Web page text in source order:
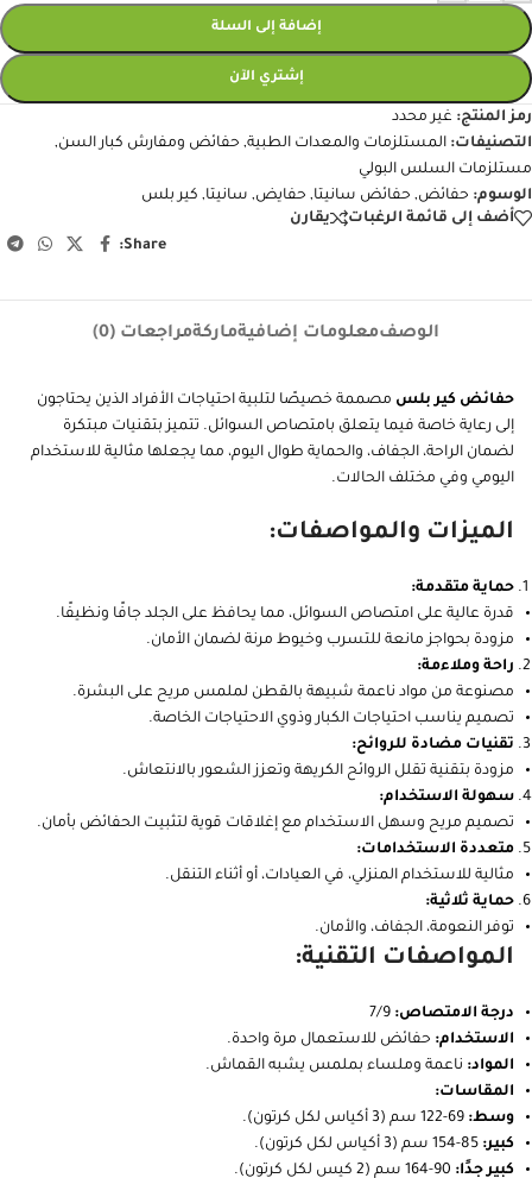
إضافة إلى السلة
إشتري الآن
رمز المنتج: غير محدد
التصنيفات: المستلزمات والمعدات الطبية, حفائض ومفارش كبار السن,
مستلزمات السلس البولي
الوسوم: حفائض, حفائض سانيتا, حفايض, سانيتا, كير بلس
أضف إلى قائمة الرغبات
يقارن
Share:
الوصفمعلومات إضافيةماركةمراجعات (0)
حفائض كير بلس مصممة خصيصًا لتلبية احتياجات الأفراد الذين يحتاجون
إلى رعاية خاصة فيما يتعلق بامتصاص السوائل. تتميز بتقنيات مبتكرة
لضمان الراحة، الجفاف، والحماية طوال اليوم، مما يجعلها مثالية للاستخدام
اليومي وفي مختلف الحالات.
الميزات والمواصفات:
حماية متقدمة:
قدرة عالية على امتصاص السوائل، مما يحافظ على الجلد جافًا ونظيفًا.
مزودة بحواجز مانعة للتسرب وخيوط مرنة لضمان الأمان.
راحة وملاءمة:
مصنوعة من مواد ناعمة شبيهة بالقطن لملمس مريح على البشرة.
تصميم يناسب احتياجات الكبار وذوي الاحتياجات الخاصة.
تقنيات مضادة للروائح:
مزودة بتقنية تقلل الروائح الكريهة وتعزز الشعور بالانتعاش.
سهولة الاستخدام:
تصميم مريح وسهل الاستخدام مع إغلاقات قوية لتثبيت الحفائض بأمان.
متعددة الاستخدامات:
مثالية للاستخدام المنزلي، في العيادات، أو أثناء التنقل.
حماية ثلاثية:
توفر النعومة، الجفاف، والأمان.
المواصفات التقنية:
درجة الامتصاص:
الاستخدام: حفائض للاستعمال مرة واحدة.
المواد: ناعمة وملساء بملمس يشبه القماش.
المقاسات:
وسط:
كبير:
كبير جدًا: